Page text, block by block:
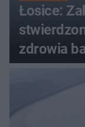
Łosice:
zdrowia